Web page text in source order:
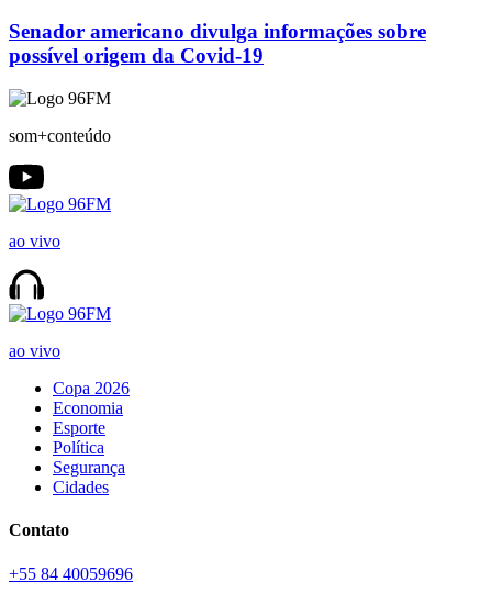
Senador americano divulga informações sobre
possível origem da Covid-19
som+conteúdo
ao vivo
ao vivo
Copa 2026
Economia
Esporte
Política
Segurança
Cidades
Contato
+55 84 40059696